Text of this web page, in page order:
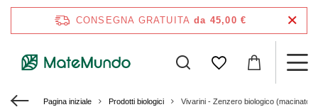
CONSEGNA GRATUITA da 45,00 €
Pagina iniziale Prodotti biologici Vivarini - Zenzero biologico (macinato)